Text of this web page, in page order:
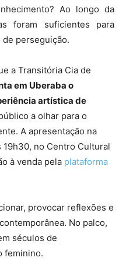
Ao longo da
foram suficientes para
perseguição.
a Transitória Cia de
em Uberaba o
artística de
a olhar para o
A apresentação na
no Centro Cultural
à venda pela plataforma
provocar reflexões e
No palco,
séculos de
feminino.